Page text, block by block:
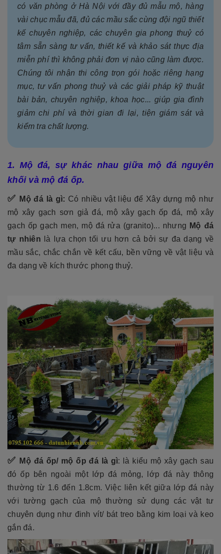
có văn phòng ở Hà Nội với đầy đủ mẫu mộ, hàng
vài chục mẫu đã, đủ các mầu sắc cùng đội ngũ thiết
kế chuyên nghiệp, các chuyên gia phong thuỷ có
tâm sẵn sàng tư vấn, thiết kế và khảo sát thực địa
miễn phí thì không phải đơn vị nào cũng làm được.
Chúng tôi nhận thi công trọn gói hoặc riêng hạng
mục, tư vấn phong thuỷ và các giải pháp kỹ thuật
bài bản, chuyên nghiệp, khoa học... giúp gia đình
giảm chi phí và thời gian đi lại, tiện giám sát và
kiểm tra chất lượng.
1. Mộ đá, sự khác nhau giữa mộ đá nguyên
khối và mộ đá ốp.
✅ Mộ đá là gì: Có nhiều vật liệu để Xây dựng mộ như
mộ xây gạch sơn giả đá, mộ xây gạch ốp đá, mộ xây
gạch ốp gạch men, mộ đá rửa (granito)... nhưng Mộ đá
tự nhiên là lựa chọn tối ưu hơn cả bởi sự đa dạng về
mầu sắc, chắc chắn về kết cấu, bền vững về vật liệu và
đa dạng về kích thước phong thuỷ.
✅ Mộ đá ốp/ mộ ốp đá là gì:
là kiểu mộ xây gạch sau
đó ốp bên ngoài một lớp đá mỏng, lớp đá này thông
thường từ 1.6 đến 1.8cm. Việc liên kết giữa lớp đá này
với tường gạch của mộ thường sử dụng các vật tư
chuyên dụng như đinh vít/ bát treo bằng kim loại và keo
gắn đá.